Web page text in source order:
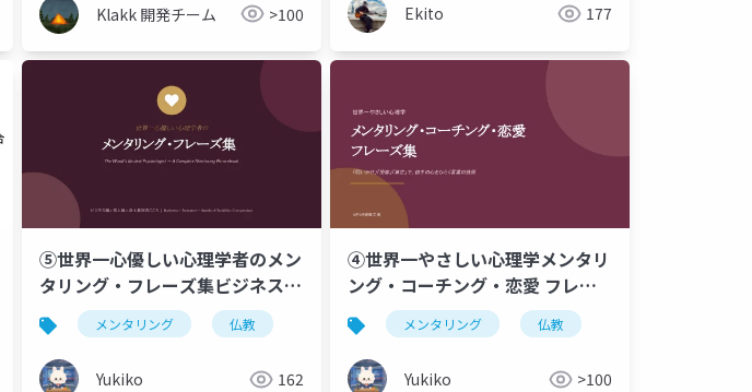
Klakk 開発チーム >100 Ekito 177
⑤世界一心優しい心理学者のメン
タリング・フレーズ集ビジネス編
× 恋人編 × 浄土真宗のこころ _
Business ・ Romance ・ Words
of Buddhist Compassion
メンタリング 仏教
Yukiko 162
④世界一やさしい心理学メンタリ
ング・コーチング・恋愛 フレー
ズ集「問いかけ」「受容」「肯
定」で、相手の心をひらく言葉の
技術 (20260805).pptx
メンタリング 仏教
Yukiko >100